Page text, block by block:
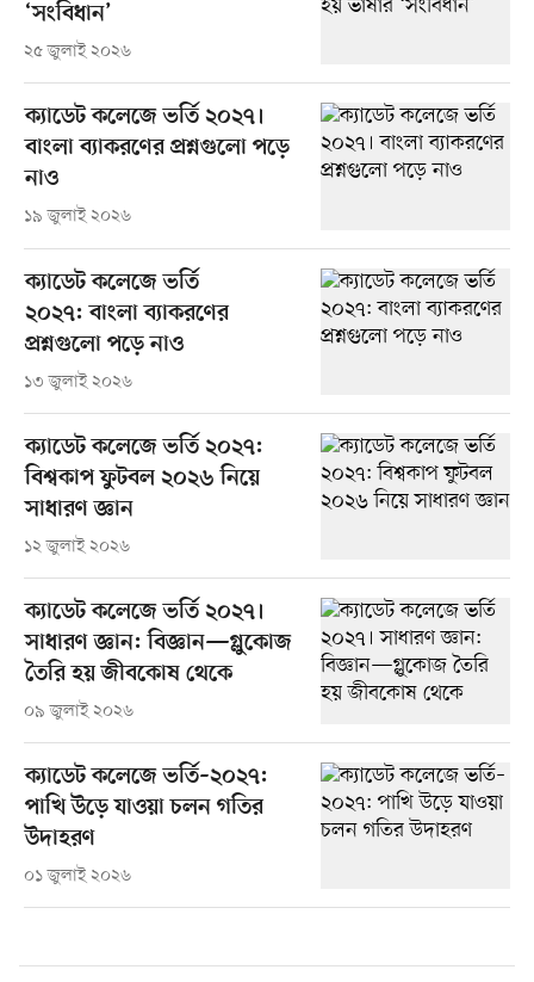
‘সংবিধান’
২৫ জুলাই ২০২৬
ক্যাডেট কলেজে ভর্তি ২০২৭।
বাংলা ব্যাকরণের প্রশ্নগুলো পড়ে
নাও
১৯ জুলাই ২০২৬
ক্যাডেট কলেজে ভর্তি
২০২৭: বাংলা ব্যাকরণের
প্রশ্নগুলো পড়ে নাও
১৩ জুলাই ২০২৬
ক্যাডেট কলেজে ভর্তি ২০২৭:
বিশ্বকাপ ফুটবল ২০২৬ নিয়ে
সাধারণ জ্ঞান
১২ জুলাই ২০২৬
ক্যাডেট কলেজে ভর্তি ২০২৭।
সাধারণ জ্ঞান: বিজ্ঞান—গ্লুকোজ
তৈরি হয় জীবকোষ থেকে
০৯ জুলাই ২০২৬
ক্যাডেট কলেজে ভর্তি–২০২৭:
পাখি উড়ে যাওয়া চলন গতির
উদাহরণ
০১ জুলাই ২০২৬